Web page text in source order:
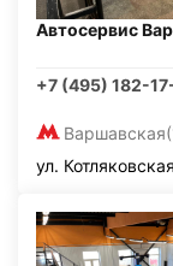
Автосервис
+7 (495) 182-
Варшавская
ул.